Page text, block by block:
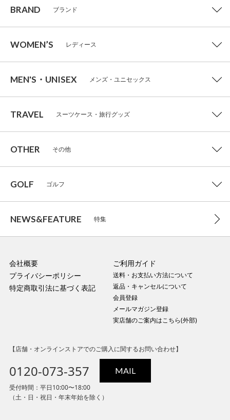
BRAND ブランド
WOMEN’S レディース
MEN'S・UNISEX メンズ・ユニセックス
TRAVEL スーツケース・旅行グッズ
OTHER その他
GOLF ゴルフ
NEWS&FEATURE 特集
会社概要
プライバシーポリシー
特定商取引法に基づく表記
ご利用ガイド
送料・お支払い方法について
返品・キャンセルについて
会員登録
メールマガジン登録
実店舗のご案内はこちら(外部)
【店舗・オンラインストアでのご購入に関するお問い合わせ】
0120-073-357 MAIL
受付時間：平日10:00〜18:00
（土・日・祝日・年末年始を除く）